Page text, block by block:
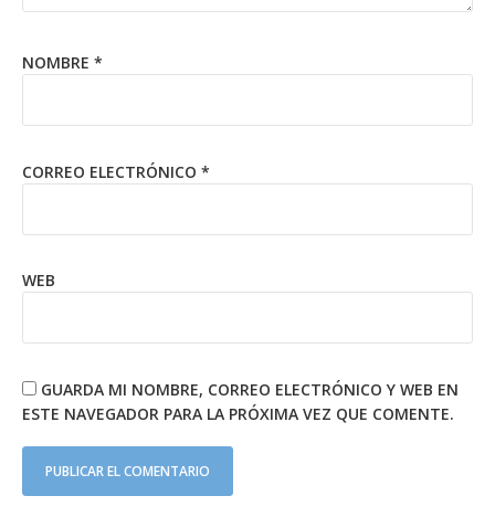
NOMBRE *
CORREO ELECTRÓNICO *
WEB
GUARDA MI NOMBRE, CORREO ELECTRÓNICO Y WEB EN
ESTE NAVEGADOR PARA LA PRÓXIMA VEZ QUE COMENTE.